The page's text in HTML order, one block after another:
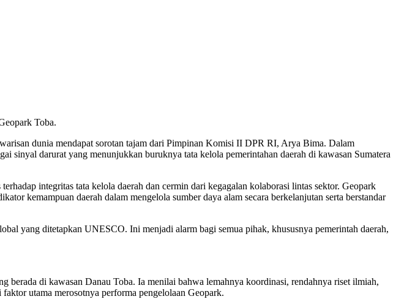
Toba.
dunia mendapat sorotan tajam dari Pimpinan Komisi II DPR RI, Arya Bima. Dalam
sinyal darurat yang menunjukkan buruknya tata kelola pemerintahan daerah di kawasan Sumatera
integritas tata kelola daerah dan cermin dari kegagalan kolaborasi lintas sektor. Geopark
kemampuan daerah dalam mengelola sumber daya alam secara berkelanjutan serta berstandar
yang ditetapkan UNESCO. Ini menjadi alarm bagi semua pihak, khususnya pemerintah daerah,
di kawasan Danau Toba. Ia menilai bahwa lemahnya koordinasi, rendahnya riset ilmiah,
utama merosotnya performa pengelolaan Geopark.